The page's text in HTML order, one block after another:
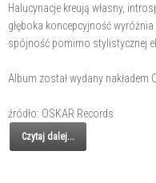
Halucynacje kreują własny,
głęboka koncepcyjność
spójność pomimo stylistycznej
Album został wydany nakładem
źródło: OSKAR Records
Czytaj dalej...